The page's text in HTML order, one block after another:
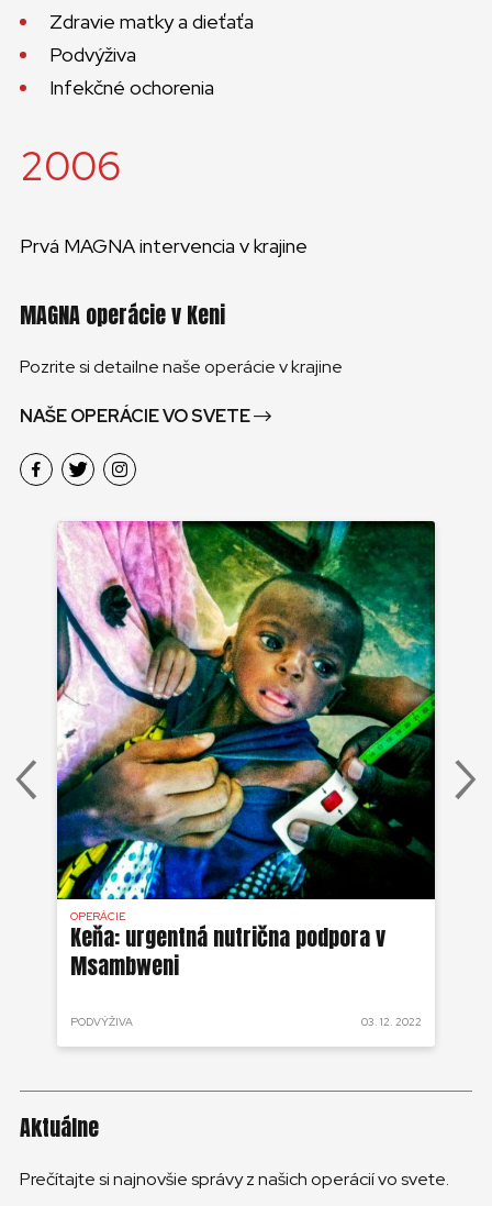
Zdravie matky a dieťaťa
Podvýživa
Infekčné ochorenia
2006
Prvá MAGNA intervencia v krajine
MAGNA operácie v Keni
Pozrite si detailne naše operácie v krajine
NAŠE OPERÁCIE VO SVETE
OPERÁCIE
Keňa: urgentná nutrična podpora v
Msambweni
PODVÝŽIVA 03. 12. 2022
Aktuálne
Prečítajte si najnovšie správy z našich operácií vo svete.